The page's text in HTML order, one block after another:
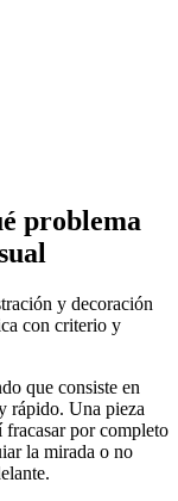
problema
y decoración
con criterio y
que consiste en
rápido. Una pieza
fracasar por completo
la mirada o no